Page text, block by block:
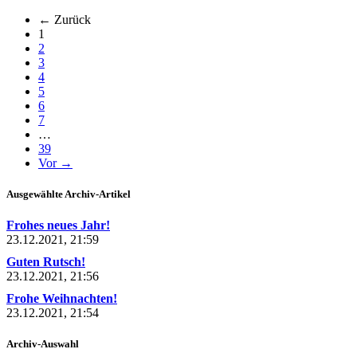
← Zurück
1
2
3
4
5
6
7
…
39
Vor →
Ausgewählte Archiv-Artikel
Frohes neues Jahr!
23.12.2021, 21:59
Guten Rutsch!
23.12.2021, 21:56
Frohe Weihnachten!
23.12.2021, 21:54
Archiv-Auswahl